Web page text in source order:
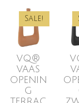
Sale!
VQ®
VAAS
OPENIN
G